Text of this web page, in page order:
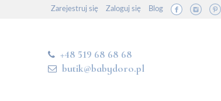
Zarejestruj się Zaloguj się Blog
+48 519 68 68 68
butik@babydoro.pl